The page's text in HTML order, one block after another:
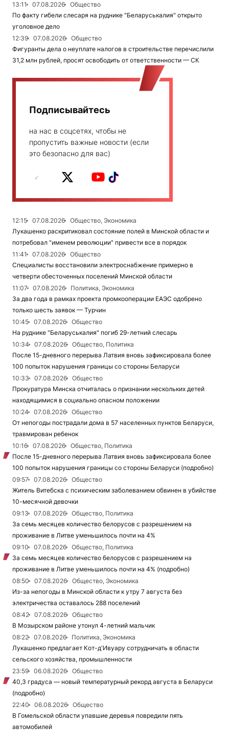
13:11 07.08.2026
Общество
По факту гибели слесаря на руднике "Беларуськалия" открыто
уголовное дело
12:39
07.08.2026
Общество
Фигуранты дела о неуплате налогов в строительстве перечислили
31,2 млн рублей, просят освободить от ответственности — СК
Подписывайтесь
на нас в соцсетях, чтобы не
пропустить важные новости (если
это безопасно для вас)
12:15 07.08.2026
Общество, Экономика
Лукашенко раскритиковал состояние полей в Минской области и
потребовал "именем революции" привести все в порядок
11:41
07.08.2026
Общество
Специалисты восстановили электроснабжение примерно в
четверти обесточенных поселений Минской области
11:07
07.08.2026
Политика, Экономика
За два года в рамках проекта промкооперации ЕАЭС одобрено
только шесть заявок — Турчин
10:45
07.08.2026
Общество
На руднике "Беларуськалия" погиб 29-летний слесарь
10:34
07.08.2026
Общество, Политика
После 15-дневного перерыва Латвия вновь зафиксировала более
100 попыток нарушения границы со стороны Беларуси
10:33
07.08.2026
Общество
Прокуратура Минска отчиталась о признании нескольких детей
находящимися в социально опасном положении
10:24
07.08.2026
Общество
От непогоды пострадали дома в 57 населенных пунктов Беларуси,
травмирован ребенок
10:16
07.08.2026
Общество, Политика
После 15-дневного перерыва Латвия вновь зафиксировала более
100 попыток нарушения границы со стороны Беларуси (подробно)
09:57
07.08.2026
Общество
Житель Витебска с психическим заболеванием обвинен в убийстве
10-месячной девочки
09:13
07.08.2026
Общество, Политика
За семь месяцев количество белорусов с разрешением на
проживание в Литве уменьшилось почти на 4%
09:10
07.08.2026
Общество, Политика
За семь месяцев количество белорусов с разрешением на
проживание в Литве уменьшилось почти на 4% (подробно)
08:50
07.08.2026
Общество, Экономика
Из-за непогоды в Минской области к утру 7 августа без
электричества оставалось 288 поселений
08:42
07.08.2026
Общество
В Мозырском районе утонул 4-летний мальчик
08:22
07.08.2026
Политика, Экономика
Лукашенко предлагает Кот-д'Ивуару сотрудничать в области
сельского хозяйства, промышленности
23:59
06.08.2026
Общество
40,3 градуса — новый температурный рекорд августа в Беларуси
(подробно)
22:40
06.08.2026
Общество
В Гомельской области упавшие деревья повредили пять
автомобилей